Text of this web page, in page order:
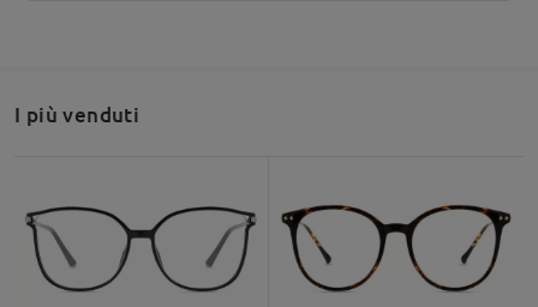
Confidiamo nella tua comprensione!
Se hai ancora dubbi, non esitare a contattarci tramite LiveChat
(24 ore su 24, 7 giorni su 7) o via email all'indirizzo
service@firmoo.it
I più venduti